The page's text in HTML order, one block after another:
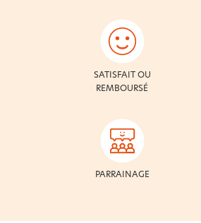
SATISFAIT OU
REMBOURSÉ
PARRAINAGE